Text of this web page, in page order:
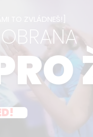
TO ZVLÁDNEŠ!]